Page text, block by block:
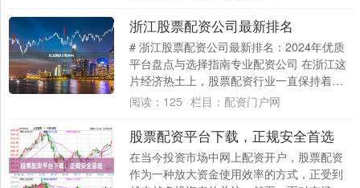
浙江股票配资公司最新排名
# 浙江股票配资公司最新排名：2024年优质
平台盘点与选择指南专业配资公司 在浙江这
片经济热土上，股票配资行业一直保持着活
跃态势。对于投资者而言，选择一家正
阅读： 125 栏目： 配资门户网
股票配资平台下载，正规安全首选
在当今投资市场中网上配资开户，股票配资
作为一种放大资金使用效率的方式，正受到